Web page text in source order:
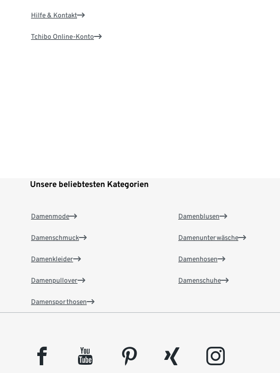
Hilfe & Kontakt
Tchibo Online-Konto
Unsere beliebtesten Kategorien
Damenmode
Damenschmuck
Damenkleider
Damenpullover
Damensporthosen
Damenblusen
Damenunterwäsche
Damenhosen
Damenschuhe
facebook youtube pinterest xing instagram